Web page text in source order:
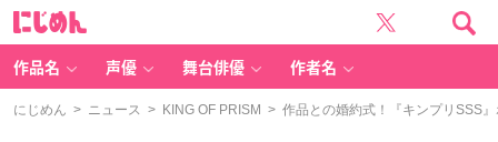
作品名 声優 舞台俳優 作者名
にじめん > ニュース > KING OF PRISM > 作品との婚約式！『キンプリSSS